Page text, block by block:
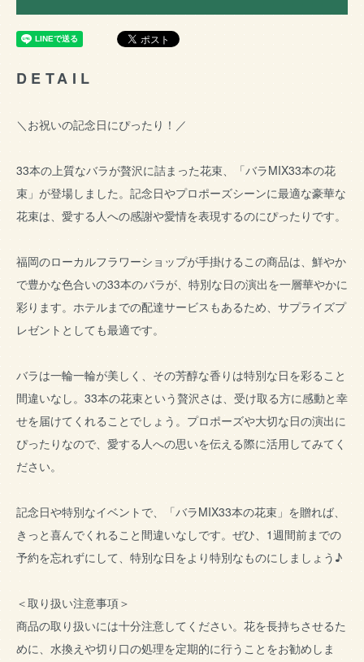
DETAIL
＼お祝いの記念日にぴったり！／
33本の上質なバラが贅沢に詰まった花束、「バラMIX33本の花
束」が登場しました。記念日やプロポーズシーンに最適な豪華な
花束は、愛する人への感謝や愛情を表現するのにぴったりです。
福岡のローカルフラワーショップが手掛けるこの商品は、鮮やか
で豊かな色合いの33本のバラが、特別な日の演出を一層華やかに
彩ります。ホテルまでの配達サービスもあるため、サプライズプ
レゼントとしても最適です。
バラは一輪一輪が美しく、その芳醇な香りは特別な日を彩ること
間違いなし。33本の花束という贅沢さは、受け取る方に感動と幸
せを届けてくれることでしょう。プロポーズや大切な日の演出に
ぴったりなので、愛する人への思いを伝える際に活用してみてく
ださい。
記念日や特別なイベントで、「バラMIX33本の花束」を贈れば、
きっと喜んでくれること間違いなしです。ぜひ、1週間前までの
予約を忘れずにして、特別な日をより特別なものにしましょう♪
＜取り扱い注意事項＞
商品の取り扱いには十分注意してください。花を長持ちさせるた
めに、水換えや切り口の処理を定期的に行うことをお勧めしま